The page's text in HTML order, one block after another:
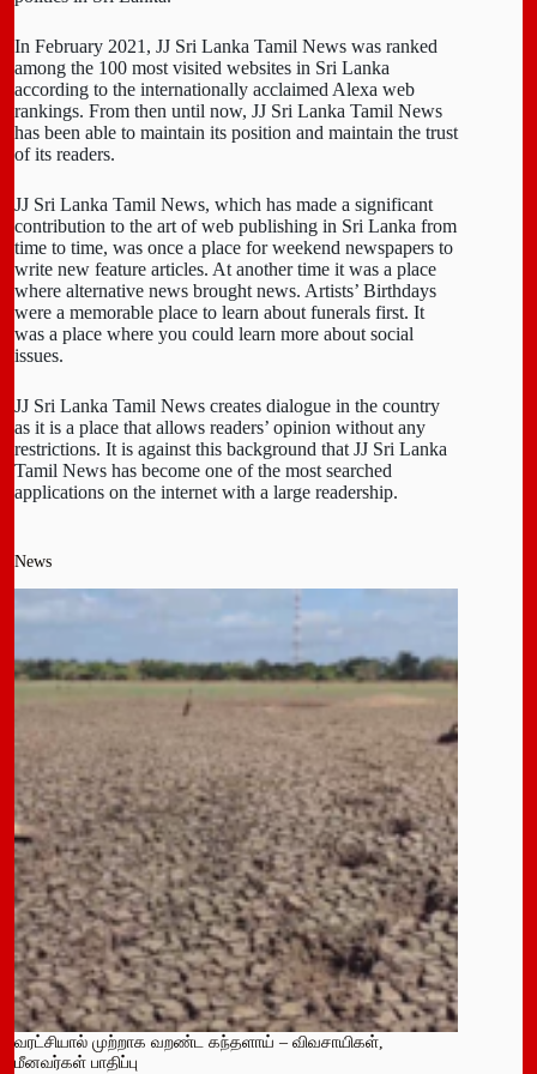
In February 2021, JJ Sri Lanka Tamil News was ranked
among the 100 most visited websites in Sri Lanka
according to the internationally acclaimed Alexa web
rankings. From then until now, JJ Sri Lanka Tamil News
has been able to maintain its position and maintain the trust
of its readers.
JJ Sri Lanka Tamil News, which has made a significant
contribution to the art of web publishing in Sri Lanka from
time to time, was once a place for weekend newspapers to
write new feature articles. At another time it was a place
where alternative news brought news. Artists’ Birthdays
were a memorable place to learn about funerals first. It
was a place where you could learn more about social
issues.
JJ Sri Lanka Tamil News creates dialogue in the country
as it is a place that allows readers’ opinion without any
restrictions. It is against this background that JJ Sri Lanka
Tamil News has become one of the most searched
applications on the internet with a large readership.
News
வரட்சியால் முற்றாக வறண்ட கந்தளாய் – விவசாயிகள்,
மீனவர்கள் பாதிப்பு